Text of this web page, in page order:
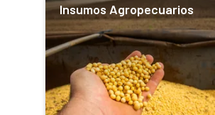
Insumos Agropecuarios